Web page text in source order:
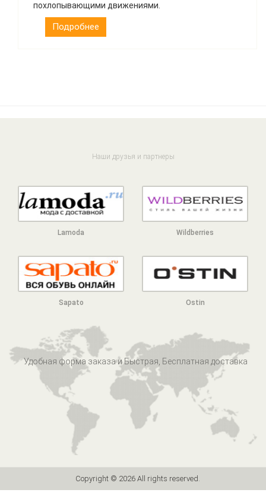
похлопывающими движениями.
Подробнее
Наши друзья и партнеры
Lamoda Wildberries
Sapato Ostin
Удобная форма заказа и Быстрая, Бесплатная доставка
Copyright © 2026 All rights reserved.